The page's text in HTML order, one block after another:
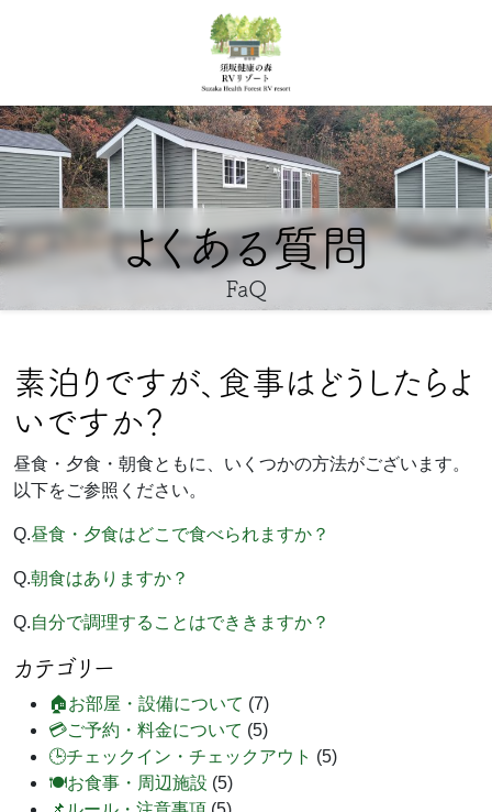
よくある質問
FaQ
素泊りですが、食事はどうしたらよ
いですか？
昼食・夕食・朝食ともに、いくつかの方法がございます。
以下をご参照ください。
Q.昼食・夕食はどこで食べられますか？
Q.朝食はありますか？
Q.自分で調理することはでききますか？
カテゴリー
🏠お部屋・設備について (7)
💳ご予約・料金について (5)
🕒チェックイン・チェックアウト (5)
🍽️お食事・周辺施設 (5)